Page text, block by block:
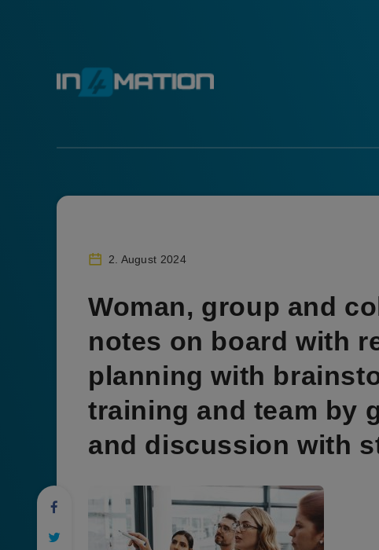
2. August 2024
Woman, group and
notes on board with
planning with
training and team by
and discussion with